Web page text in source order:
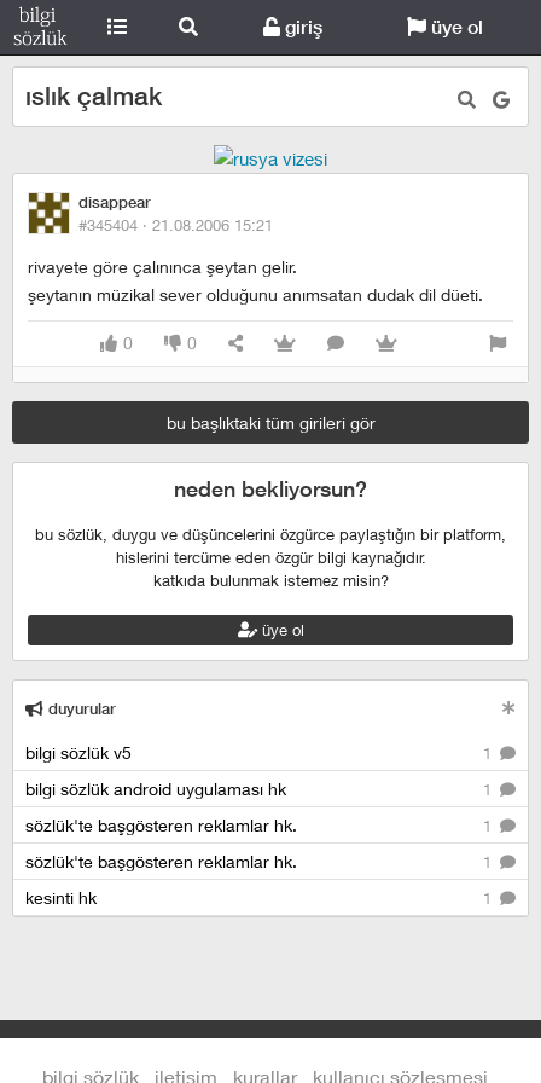
giriş üye ol
ıslık çalmak
disappear
#345404 · 21.08.2006 15:21
rivayete göre çalınınca şeytan gelir.
şeytanın müzikal sever olduğunu anımsatan dudak dil düeti.
0 0
bu başlıktaki tüm girileri gör
neden bekliyorsun?
bu sözlük, duygu ve düşüncelerini özgürce paylaştığın bir platform,
hislerini tercüme eden özgür bilgi kaynağıdır.
katkıda bulunmak istemez misin?
üye ol
duyurular
1
bilgi sözlük v5
1
bilgi sözlük android uygulaması hk
1
sözlük'te başgösteren reklamlar hk.
1
sözlük'te başgösteren reklamlar hk.
1
kesinti hk
bilgi sözlük iletişim kurallar kullanıcı sözleşmesi